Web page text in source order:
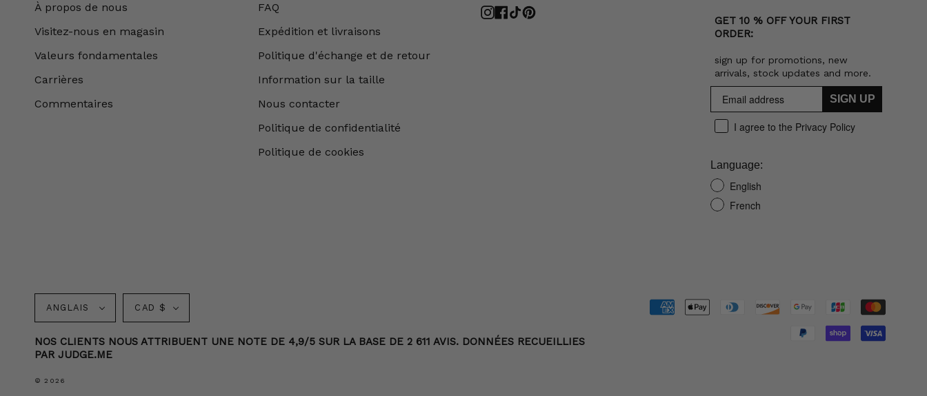
À propos de nous
Visitez-nous en magasin
Valeurs fondamentales
Carrières
Commentaires
FAQ
Expédition et livraisons
Politique d'échange et de retour
Information sur la taille
Nous contacter
Politique de confidentialité
Politique de cookies
Instagram
Facebook
TikTokPinterest
GET 10 % OFF YOUR FIRST
ORDER:
sign up for promotions, new
arrivals, stock updates and more.
SIGN UP
I agree to the Privacy Policy
Language:
English
French
Langue
ANGLAIS Monnaie
CAD $
NOS CLIENTS NOUS ATTRIBUENT UNE NOTE DE 4,9/5 SUR LA BASE DE 2 611 AVIS. DONNÉES RECUEILLIES
PAR JUDGE.ME
© 2026